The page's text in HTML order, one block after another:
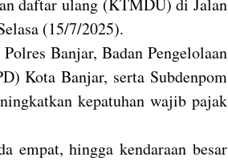
daftar ulang (KTMDU) di Jalan
(15/7/2025).
Banjar, Badan Pengelolaan
Kota Banjar, serta Subdenpom
kepatuhan wajib pajak
empat, hingga kendaraan besar